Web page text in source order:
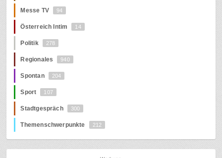
Messe TV 94
Österreich Intim 14
Politik 278
Regionales 940
Spontan 204
Sport 107
Stadtgespräch 300
Themenschwerpunkte 212